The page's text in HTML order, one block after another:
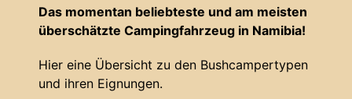
Das momentan beliebteste und am meisten
überschätzte Campingfahrzeug in Namibia!
Hier eine Übersicht zu den Bushcampertypen
und ihren Eignungen.